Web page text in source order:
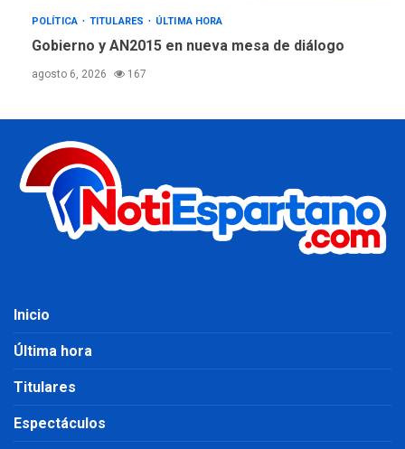
POLÍTICA TITULARES ÚLTIMA HORA
Gobierno y AN2015 en nueva mesa de diálogo
agosto 6, 2026 167
Inicio
Última hora
Titulares
Espectáculos